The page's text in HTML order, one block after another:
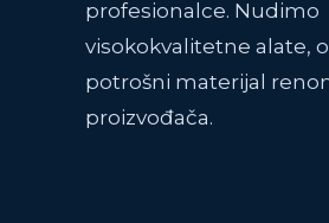
profesionalce. Nudimo
visokokvalitetne alate,
potrošni materijal
proizvođača.